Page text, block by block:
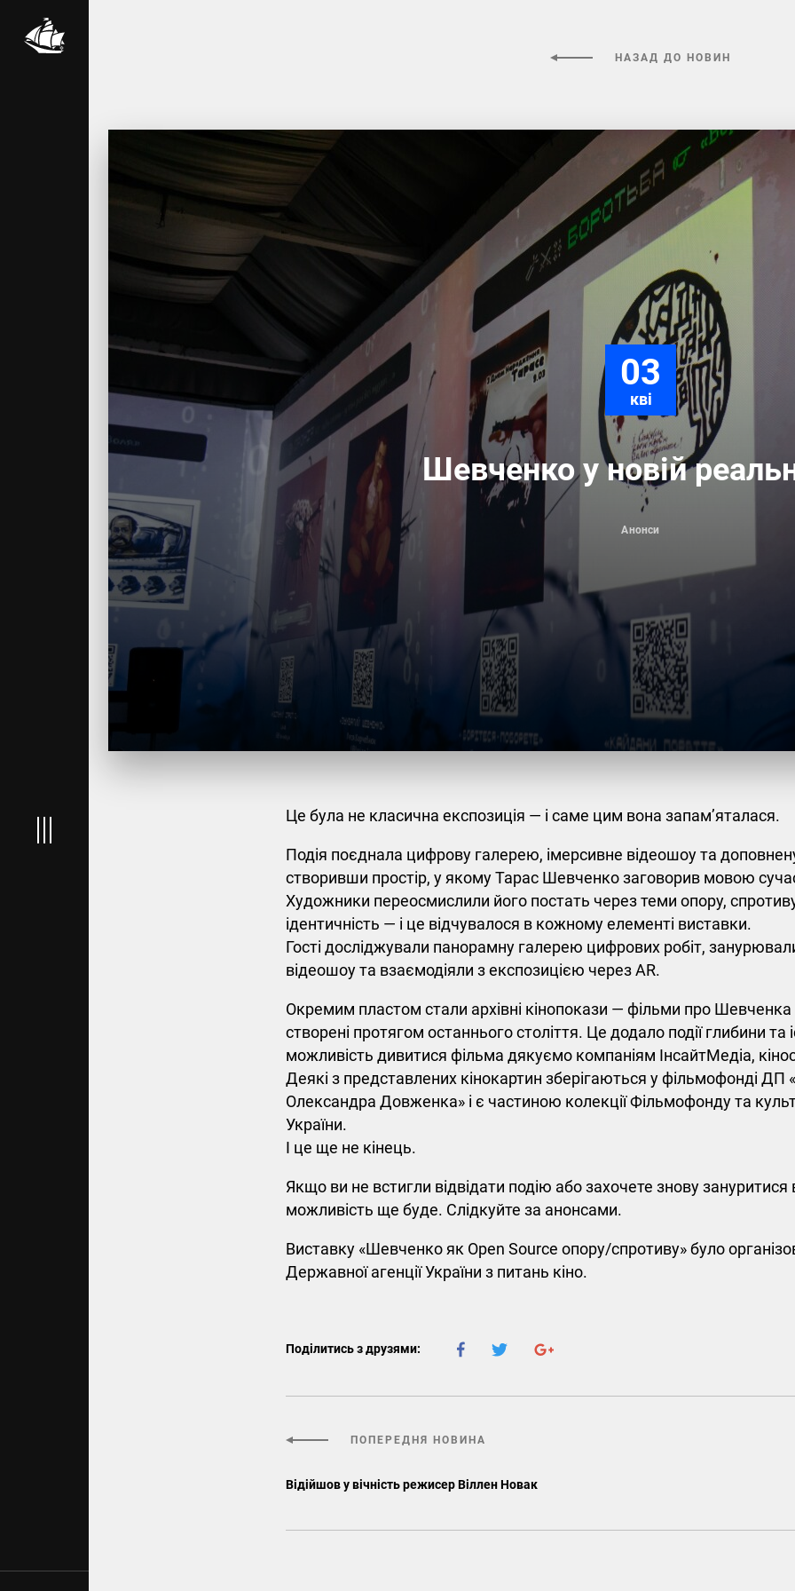
НАЗАД ДО НОВИН
03
кві
Шевченко у новій
Анонси
Це була не класична експозиція — і саме цим вона запам’яталася.
Подія поєднала цифрову галерею, імерсивне відеошоу та
створивши простір, у якому Тарас Шевченко заговорив мовою
Художники переосмислили його постать через теми опору,
ідентичність — і це відчувалося в кожному елементі виставки.
Гості досліджували панорамну галерею цифрових робіт,
відеошоу та взаємодіяли з експозицією через AR.
Окремим пластом стали архівні кінопокази — фільми про Шевченка
створені протягом останнього століття. Це додало події глибини та
можливість дивитися фільма дякуємо компаніям ІнсайтМедіа,
Деякі з представлених кінокартин зберігаються у фільмофонді ДП
Олександра Довженка» і є частиною колекції Фільмофонду та
України.
І це ще не кінець.
Якщо ви не встигли відвідати подію або захочете знову
можливість ще буде. Слідкуйте за анонсами.
Виставку «Шевченко як Open Source опору/спротиву» було
Державної агенції України з питань кіно.
Поділитись з друзями:
ПОПЕРЕДНЯ НОВИНА
Відійшов у вічність режисер Віллен Новак